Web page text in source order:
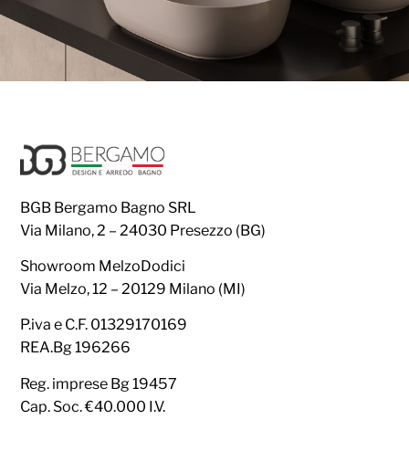
BGB Bergamo Bagno SRL
Via Milano, 2 – 24030 Presezzo (BG)
Showroom MelzoDodici
Via Melzo, 12 – 20129 Milano (MI)
P.iva e C.F. 01329170169
REA.Bg 196266
Reg. imprese Bg 19457
Cap. Soc. €40.000 I.V.